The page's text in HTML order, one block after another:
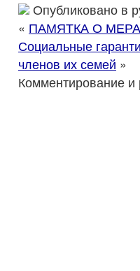
Опубликовано в
« ПАМЯТКА О
Социальные
членов их семей »
Комментирование